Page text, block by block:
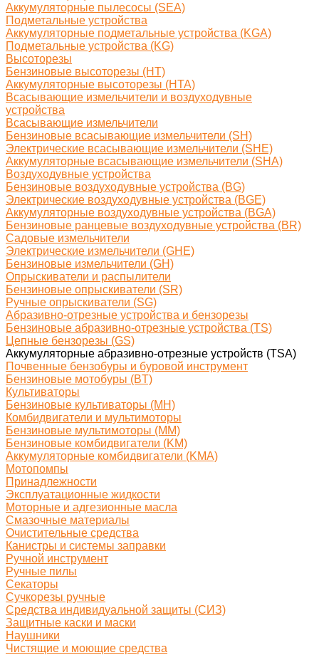
Аккумуляторные пылесосы (SEA)
Подметальные устройства
Аккумуляторные подметальные устройства (KGA)
Подметальные устройства (KG)
Высоторезы
Бензиновые высоторезы (HT)
Аккумуляторные высоторезы (HTA)
Всасывающие измельчители и воздуходувные
устройства
Всасывающие измельчители
Бензиновые всасывающие измельчители (SH)
Электрические всасывающие измельчители (SHE)
Аккумуляторные всасывающие измельчители (SHA)
Воздуходувные устройства
Бензиновые воздуходувные устройства (BG)
Электрические воздуходувные устройства (BGE)
Аккумуляторные воздуходувные устройства (BGA)
Бензиновые ранцевые воздуходувные устройства (BR)
Садовые измельчители
Электрические измельчители (GHE)
Бензиновые измельчители (GH)
Опрыскиватели и распылители
Бензиновые опрыскиватели (SR)
Ручные опрыскиватели (SG)
Абразивно-отрезные устройства и бензорезы
Бензиновые абразивно-отрезные устройства (TS)
Цепные бензорезы (GS)
Аккумуляторные абразивно-отрезные устройств (TSA)
Почвенные бензобуры и буровой инструмент
Бензиновые мотобуры (BT)
Культиваторы
Бензиновые культиваторы (MH)
Комбидвигатели и мультимоторы
Бензиновые мультимоторы (MM)
Бензиновые комбидвигатели (KM)
Аккумуляторные комбидвигатели (KMA)
Мотопомпы
Принадлежности
Эксплуатационные жидкости
Моторные и адгезионные масла
Смазочные материалы
Очистительные средства
Канистры и системы заправки
Ручной инструмент
Ручные пилы
Секаторы
Сучкорезы ручные
Средства индивидуальной защиты (СИЗ)
Защитные каски и маски
Наушники
Чистящие и моющие средства